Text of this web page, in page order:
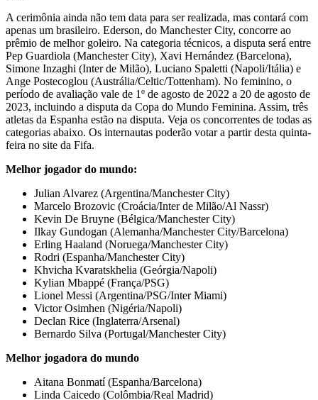
A cerimônia ainda não tem data para ser realizada, mas contará com
apenas um brasileiro. Ederson, do Manchester City, concorre ao
prêmio de melhor goleiro. Na categoria técnicos, a disputa será entre
Pep Guardiola (Manchester City), Xavi Hernández (Barcelona),
Simone Inzaghi (Inter de Milão), Luciano Spaletti (Napoli/Itália) e
Ange Postecoglou (Austrália/Celtic/Tottenham). No feminino, o
período de avaliação vale de 1º de agosto de 2022 a 20 de agosto de
2023, incluindo a disputa da Copa do Mundo Feminina. Assim, três
atletas da Espanha estão na disputa. Veja os concorrentes de todas as
categorias abaixo. Os internautas poderão votar a partir desta quinta-
feira no site da Fifa.
Melhor jogador do mundo:
Julian Alvarez (Argentina/Manchester City)
Marcelo Brozovic (Croácia/Inter de Milão/Al Nassr)
Kevin De Bruyne (Bélgica/Manchester City)
Ilkay Gundogan (Alemanha/Manchester City/Barcelona)
Erling Haaland (Noruega/Manchester City)
Rodri (Espanha/Manchester City)
Khvicha Kvaratskhelia (Geórgia/Napoli)
Kylian Mbappé (França/PSG)
Lionel Messi (Argentina/PSG/Inter Miami)
Victor Osimhen (Nigéria/Napoli)
Declan Rice (Inglaterra/Arsenal)
Bernardo Silva (Portugal/Manchester City)
Melhor jogadora do mundo
Aitana Bonmatí (Espanha/Barcelona)
Linda Caicedo (Colômbia/Real Madrid)